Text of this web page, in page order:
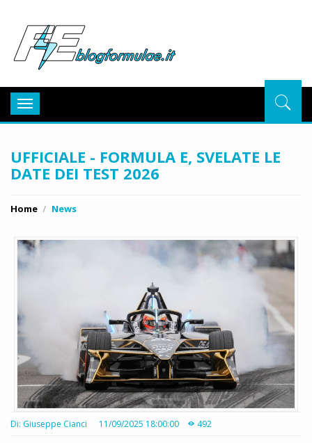
Toggle
navigation
UFFICIALE - FORMULA E, SVELATE LE
DATE DEI TEST 2026
Home News
Di: Giuseppe Cianci 11/09/2025 18:00:00 492